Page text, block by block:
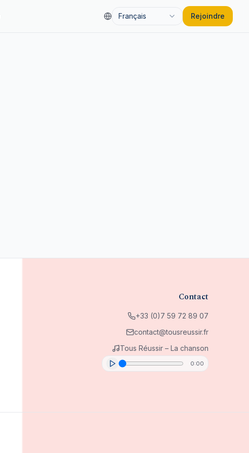
Français Rejoindre
Contact
+33 (0)7 59 72 89 07
contact@tousreussir.fr
Tous Réussir – La chanson
0:00